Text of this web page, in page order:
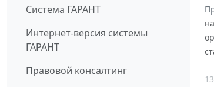
Система ГАРАНТ
Интернет-версия системы
ГАРАНТ
Правовой консалтинг